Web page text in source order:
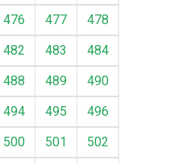
476 477
478
482 483
484
488 489
490
494 495
496
500 501
502